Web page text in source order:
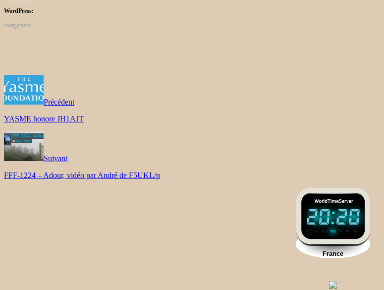
WordPress:
chargement…
Précédent
YASME honore JH1AJT
Suivant
FFF-1224 – Adour, vidéo par André de F5UKL/p